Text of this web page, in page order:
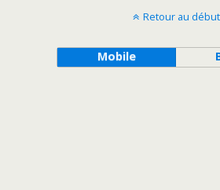
Retour au début
Mobile